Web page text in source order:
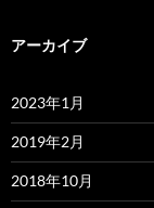
アーカイブ
2023年1月
2019年2月
2018年10月